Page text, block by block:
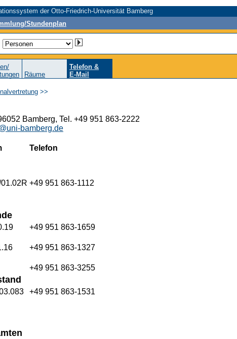
der Otto-Friedrich-Universität Bamberg
Stundenplan
Räume
Telefon &
E-Mail
>>
Bamberg, Tel. +49 951 863-2222
bamberg.de
Telefon
+49 951 863-1112
+49 951 863-1659
+49 951 863-1327
+49 951 863-3255
+49 951 863-1531